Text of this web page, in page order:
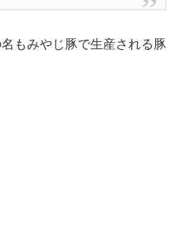
もみやじ豚で生産される豚